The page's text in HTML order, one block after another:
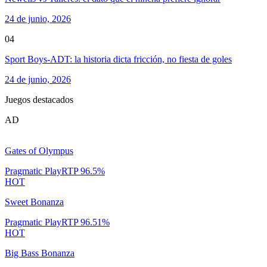
24 de junio, 2026
04
Sport Boys-ADT: la historia dicta fricción, no fiesta de goles
24 de junio, 2026
Juegos destacados
AD
Gates of Olympus
Pragmatic PlayRTP96.5%
HOT
Sweet Bonanza
Pragmatic PlayRTP96.51%
HOT
Big Bass Bonanza